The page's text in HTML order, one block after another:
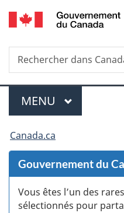
Recherche
Rechercher
dans
Menu
MENU PRINCIPAL
Vous
êtes
ici :
Canada.ca
Gouvernement du
Vous êtes l’un des
sélectionnés pour